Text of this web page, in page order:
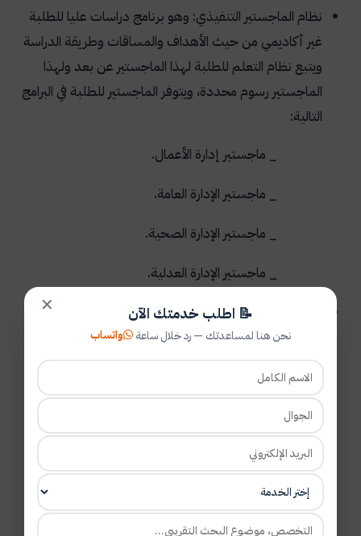
نظام الماجستير التنفيذي: وهو برنامج دراسات عليا للطلبة
غير أكاديمي من حيث الأهداف والمساقات وطريقة الدراسة
ويتبع نظام التعلم للطلبة لهذا الماجستير عن بعد ولهذا
الماجستير رسوم محددة، ويتوفر الماجستير للطلبة في البرامج
التالية:
_ ماجستير إدارة الأعمال.
_ ماجستير الإدارة العامة.
_ ماجستير الإدارة الصحية.
_ ماجستير الإدارة العدلية.
نظام الماجستير في التعليم المستمر: وهو برنامج تعليم
مستمر لطلبة الماجستير تتطابق أهدافه وطبيعته مع
الماجستير المعتمد بجامعة الملك سعود، ويتوفر في برامج
الماجستير هذا:
_ ماجستير الادارة الخاصة.
✕ 📝 اطلب خدمتك الآن
نحن هنا لمساعدتك — رد خلال ساعة واتساب